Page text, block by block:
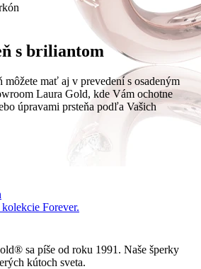
Forever.
s briliantom
môžete mať aj v prevedení s osadeným
Laura Gold, kde Vám ochotne
úpravami prsteňa podľa Vašich
sa píše od roku 1991. Naše šperky
kútoch sveta.